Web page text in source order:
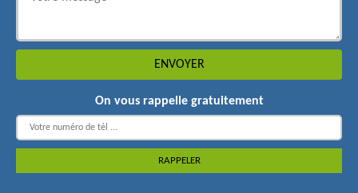
On vous rappelle gratuitement